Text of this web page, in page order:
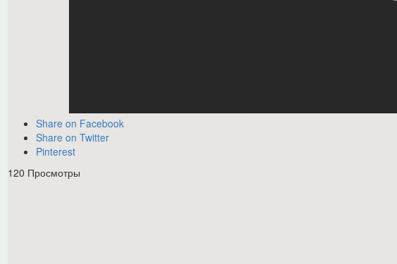
Share on Facebook
Share on Twitter
Pinterest
120 Просмотры